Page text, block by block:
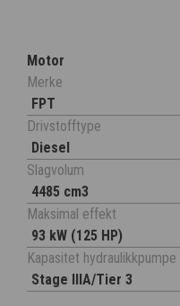
Motor
Merke
FPT
Drivstofftype
Diesel
Slagvolum
4485 cm3
Maksimal effekt
93 kW (125 HP)
Kapasitet hydraulikkpumpe
Stage IIIA/Tier 3